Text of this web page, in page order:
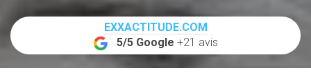
EXXACTITUDE.COM
5/5 Google +21 avis